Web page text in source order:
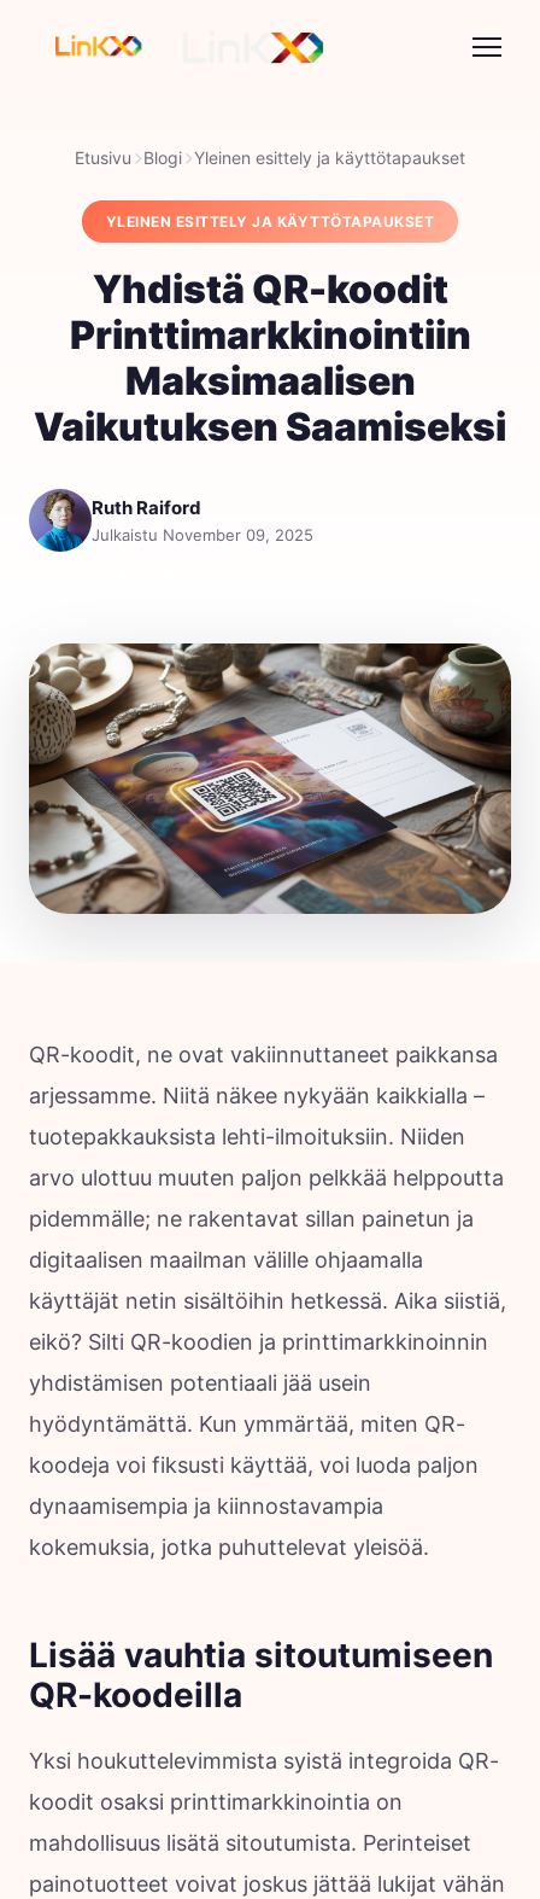
Etusivu Blogi Yleinen esittely ja käyttötapaukset
YLEINEN ESITTELY JA KÄYTTÖTAPAUKSET
Yhdistä QR-koodit
Printtimarkkinointiin
Maksimaalisen
Vaikutuksen Saamiseksi
Ruth Raiford
Julkaistu November 09, 2025
QR-koodit, ne ovat vakiinnuttaneet paikkansa
arjessamme. Niitä näkee nykyään kaikkialla –
tuotepakkauksista lehti-ilmoituksiin. Niiden
arvo ulottuu muuten paljon pelkkää helppoutta
pidemmälle; ne rakentavat sillan painetun ja
digitaalisen maailman välille ohjaamalla
käyttäjät netin sisältöihin hetkessä. Aika siistiä,
eikö? Silti QR-koodien ja printtimarkkinoinnin
yhdistämisen potentiaali jää usein
hyödyntämättä. Kun ymmärtää, miten QR-
koodeja voi fiksusti käyttää, voi luoda paljon
dynaamisempia ja kiinnostavampia
kokemuksia, jotka puhuttelevat yleisöä.
Lisää vauhtia sitoutumiseen
QR-koodeilla
Yksi houkuttelevimmista syistä integroida QR-
koodit osaksi printtimarkkinointia on
mahdollisuus lisätä sitoutumista. Perinteiset
painotuotteet voivat joskus jättää lukijat vähän